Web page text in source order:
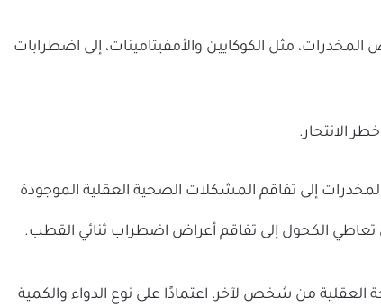
مثل الكوكايين والأمفيتامينات، إلى اضطرابات
الانتحار.
إلى تفاقم المشكلات الصحية العقلية الموجودة
الكحول إلى تفاقم أعراض اضطراب ثنائي القطب.
العقلية من شخص لآخر، اعتمادًا على نوع الدواء والكمية